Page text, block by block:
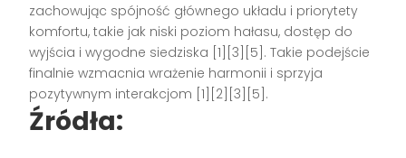
zachowując spójność głównego układu i priorytety
komfortu, takie jak niski poziom hałasu, dostęp do
wyjścia i wygodne siedziska [1][3][5]. Takie podejście
finalnie wzmacnia wrażenie harmonii i sprzyja
pozytywnym interakcjom [1][2][3][5].
Źródła: